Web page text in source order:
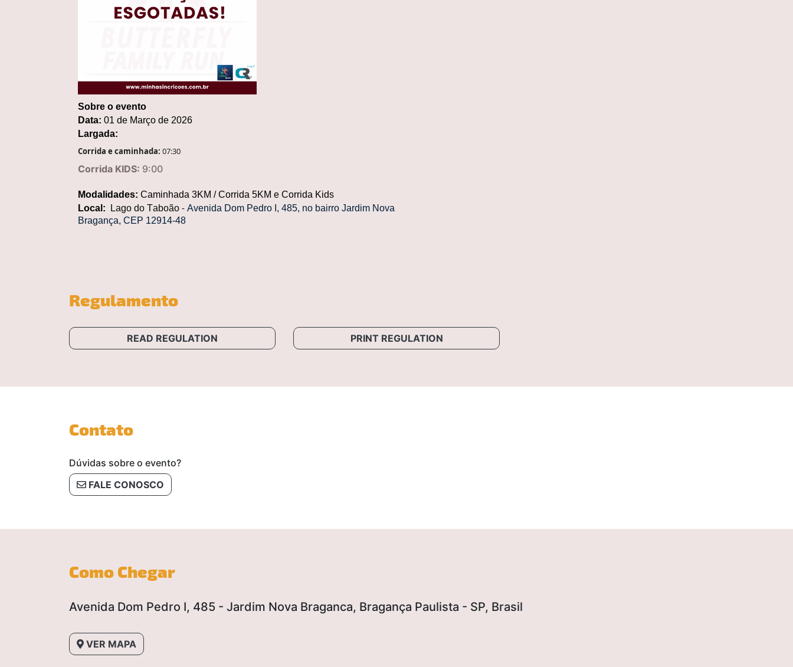
Sobre o evento
Data: 01 de Março de 2026
Largada:
Corrida e caminhada: 07:30
Corrida KIDS: 9:00
Modalidades: Caminhada 3KM / Corrida 5KM e Corrida Kids
Local:
Lago do Taboão - Avenida Dom Pedro I, 485, no bairro Jardim Nova
Bragança, CEP 12914-48
Regulamento
READ REGULATION PRINT REGULATION
Contato
Dúvidas sobre o evento?
FALE CONOSCO
Como Chegar
Avenida Dom Pedro I, 485 - Jardim Nova Braganca, Bragança Paulista - SP, Brasil
VER MAPA